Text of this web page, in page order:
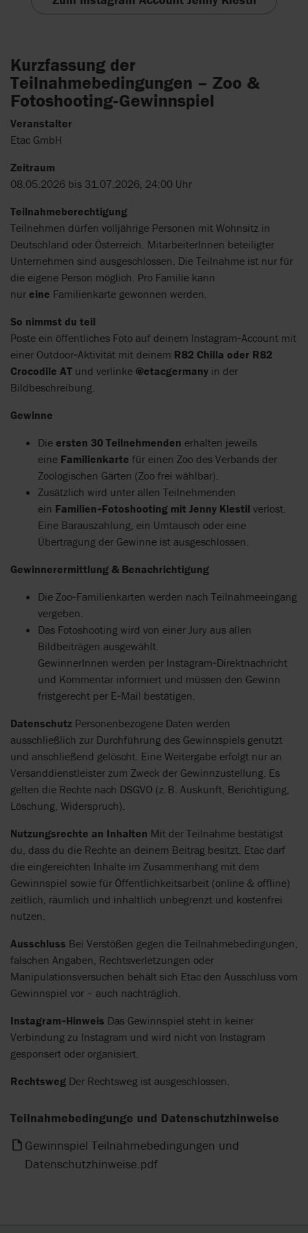
Kurzfassung der
Teilnahmebedingungen – Zoo &
Fotoshooting‑Gewinnspiel
Veranstalter
Etac GmbH
Zeitraum
08.05.2026 bis 31.07.2026, 24:00 Uhr
Teilnahmeberechtigung
Teilnehmen dürfen volljährige Personen mit Wohnsitz in
Deutschland oder Österreich. MitarbeiterInnen beteiligter
Unternehmen sind ausgeschlossen. Die Teilnahme ist nur für
die eigene Person möglich. Pro Familie kann
nur eine Familienkarte gewonnen werden.
So nimmst du teil
Poste ein öffentliches Foto auf deinem Instagram‑Account mit
einer Outdoor‑Aktivität mit deinem R82 Chilla oder R82
Crocodile AT und verlinke @etacgermany in der
Bildbeschreibung.
Gewinne
Die ersten 30 Teilnehmenden erhalten jeweils
eine Familienkarte für einen Zoo des Verbands der
Zoologischen Gärten (Zoo frei wählbar).
Zusätzlich wird unter allen Teilnehmenden
ein Familien‑Fotoshooting mit Jenny Klestil verlost.
Eine Barauszahlung, ein Umtausch oder eine
Übertragung der Gewinne ist ausgeschlossen.
Gewinnerermittlung & Benachrichtigung
Die Zoo‑Familienkarten werden nach Teilnahmeeingang
vergeben.
Das Fotoshooting wird von einer Jury aus allen
Bildbeiträgen ausgewählt.
GewinnerInnen werden per Instagram‑Direktnachricht
und Kommentar informiert und müssen den Gewinn
fristgerecht per E‑Mail bestätigen.
Datenschutz Personenbezogene Daten werden
ausschließlich zur Durchführung des Gewinnspiels genutzt
und anschließend gelöscht. Eine Weitergabe erfolgt nur an
Versanddienstleister zum Zweck der Gewinnzustellung. Es
gelten die Rechte nach DSGVO (z. B. Auskunft, Berichtigung,
Löschung, Widerspruch).
Nutzungsrechte an Inhalten Mit der Teilnahme bestätigst
du, dass du die Rechte an deinem Beitrag besitzt. Etac darf
die eingereichten Inhalte im Zusammenhang mit dem
Gewinnspiel sowie für Öffentlichkeitsarbeit (online & offline)
zeitlich, räumlich und inhaltlich unbegrenzt und kostenfrei
nutzen.
Ausschluss Bei Verstößen gegen die Teilnahmebedingungen,
falschen Angaben, Rechtsverletzungen oder
Manipulationsversuchen behält sich Etac den Ausschluss vom
Gewinnspiel vor – auch nachträglich.
Instagram‑Hinweis Das Gewinnspiel steht in keiner
Verbindung zu Instagram und wird nicht von Instagram
gesponsert oder organisiert.
Rechtsweg Der Rechtsweg ist ausgeschlossen.
Teilnahmebedingunge und Datenschutzhinweise
Gewinnspiel Teilnahmebedingungen und
Datenschutzhinweise.pdf